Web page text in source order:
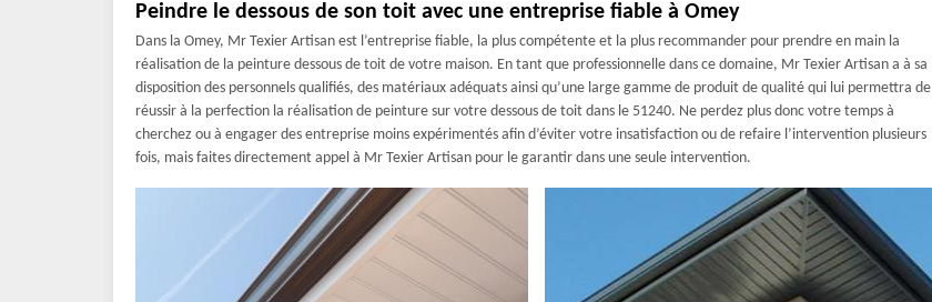
Peindre le dessous de son toit avec une entreprise fiable à Omey
Dans la Omey, Mr Texier Artisan est l’entreprise fiable, la plus compétente et la plus recommander pour prendre en main la
réalisation de la peinture dessous de toit de votre maison. En tant que professionnelle dans ce domaine, Mr Texier Artisan a à sa
disposition des personnels qualifiés, des matériaux adéquats ainsi qu’une large gamme de produit de qualité qui lui permettra de
réussir à la perfection la réalisation de peinture sur votre dessous de toit dans le 51240. Ne perdez plus donc votre temps à
cherchez ou à engager des entreprise moins expérimentés afin d’éviter votre insatisfaction ou de refaire l’intervention plusieurs
fois, mais faites directement appel à Mr Texier Artisan pour le garantir dans une seule intervention.